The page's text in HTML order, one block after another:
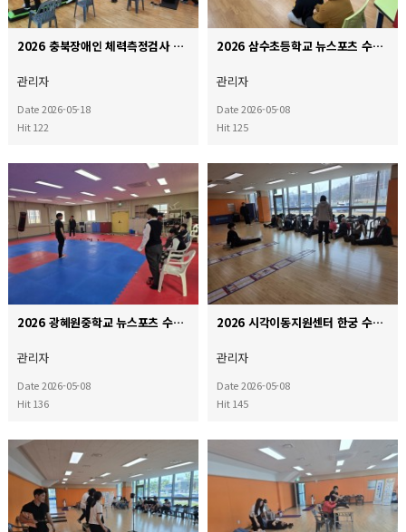
2026 충북장애인 체력측정검사 ♥
관리자
Date 2026-05-18
Hit 122
2026 삼수초등학교 뉴스포츠 수업☆
관리자
Date 2026-05-08
Hit 125
2026 광혜원중학교 뉴스포츠 수업♥
관리자
Date 2026-05-08
Hit 136
2026 시각이동지원센터 한궁 수업★
관리자
Date 2026-05-08
Hit 145